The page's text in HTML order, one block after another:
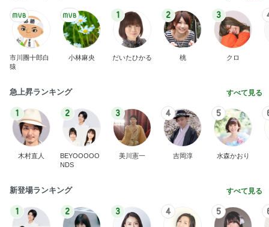
市川團十郎白
猿
小林麻央
1
だいたひかる
2
桃
3
クロ
急上昇ランキング すべて見る
1
木村直人
2
BEYOOOOO
NDS
3
美川憲一
4
吉岡淳
5
水森かおり
新登場ランキング すべて見る
1 2 3 4 5